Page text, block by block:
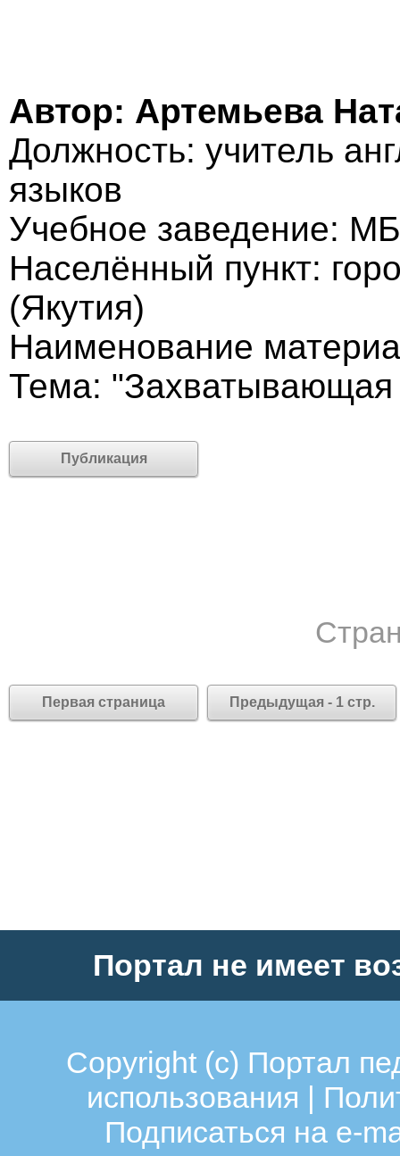
Автор: Артемьева
Должность: учитель
языков
Учебное заведение:
Населённый пункт:
(Якутия)
Наименование
Тема: "Захватывающая
Публикация
Первая страница Предыдущая - 1 стр.
Портал не имеет
Copyright (c) Портал
использования |
Подписаться на e-